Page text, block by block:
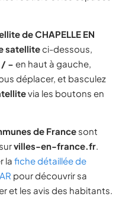
de CHAPELLE EN
satelliteci-dessous,
/ − en haut à gauche,
déplacer, et basculez
via les boutons en
de France sont
villes-en-france.fr.
la fiche détaillée de
pour découvrir sa
et les avis des habitants.